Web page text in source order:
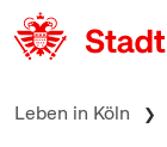
zum Inhalt springen
Leben in Köln